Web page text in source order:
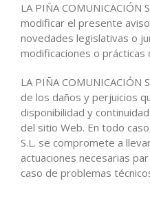
LA PIÑA COMUNICACIÓN
modificar el presente
novedades legislativas o
modificaciones o prácticas
LA PIÑA COMUNICACIÓN
de los daños y perjuicios
disponibilidad y
del sitio Web. En todo
S.L. se compromete a
actuaciones necesarias
caso de problemas